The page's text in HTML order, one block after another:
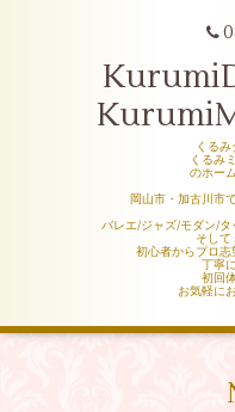
くる
くるみ
のホー
岡山市・加古川市
バレエ/ジャズ/モダン/タ
そして
初心者からプロ
丁寧
初回
お気軽に